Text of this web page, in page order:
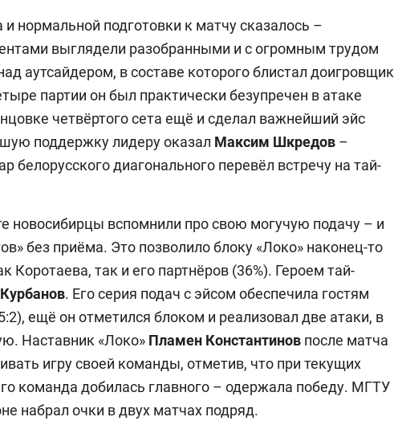
и нормальной подготовки к матчу сказалось –
выглядели разобранными и с огромным трудом
аутсайдером, в составе которого блистал доигровщик
партии он был практически безупречен в атаке
четвёртого сета ещё и сделал важнейший эйс
поддержку лидеру оказал Максим Шкредов –
белорусского диагонального перевёл встречу на тай-
новосибирцы вспомнили про свою могучую подачу – и
без приёма. Это позволило блоку «Локо» наконец-то
Коротаева, так и его партнёров (36%). Героем тай-
. Его серия подач с эйсом обеспечила гостям
ещё он отметился блоком и реализовал две атаки, в
Наставник «Локо» Пламен Константинов после матча
игру своей команды, отметив, что при текущих
команда добилась главного – одержала победу. МГТУ
набрал очки в двух матчах подряд.